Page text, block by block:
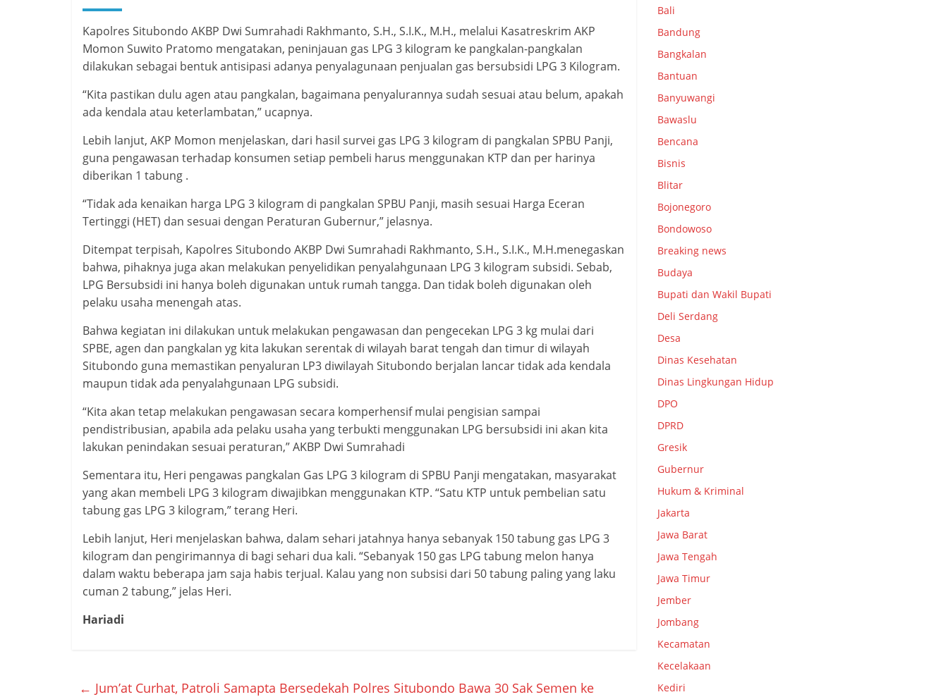
Kapolres Situbondo AKBP Dwi Sumrahadi Rakhmanto, S.H., S.I.K., M.H., melalui Kasatreskrim AKP
Momon Suwito Pratomo mengatakan, peninjauan gas LPG 3 kilogram ke pangkalan-pangkalan
dilakukan sebagai bentuk antisipasi adanya penyalagunaan penjualan gas bersubsidi LPG 3 Kilogram.
“Kita pastikan dulu agen atau pangkalan, bagaimana penyalurannya sudah sesuai atau belum, apakah
ada kendala atau keterlambatan,” ucapnya.
Lebih lanjut, AKP Momon menjelaskan, dari hasil survei gas LPG 3 kilogram di pangkalan SPBU Panji,
guna pengawasan terhadap konsumen setiap pembeli harus menggunakan KTP dan per harinya
diberikan 1 tabung .
“Tidak ada kenaikan harga LPG 3 kilogram di pangkalan SPBU Panji, masih sesuai Harga Eceran
Tertinggi (HET) dan sesuai dengan Peraturan Gubernur,” jelasnya.
Ditempat terpisah, Kapolres Situbondo AKBP Dwi Sumrahadi Rakhmanto, S.H., S.I.K., M.H.menegaskan
bahwa, pihaknya juga akan melakukan penyelidikan penyalahgunaan LPG 3 kilogram subsidi. Sebab,
LPG Bersubsidi ini hanya boleh digunakan untuk rumah tangga. Dan tidak boleh digunakan oleh
pelaku usaha menengah atas.
Bahwa kegiatan ini dilakukan untuk melakukan pengawasan dan pengecekan LPG 3 kg mulai dari
SPBE, agen dan pangkalan yg kita lakukan serentak di wilayah barat tengah dan timur di wilayah
Situbondo guna memastikan penyaluran LP3 diwilayah Situbondo berjalan lancar tidak ada kendala
maupun tidak ada penyalahgunaan LPG subsidi.
“Kita akan tetap melakukan pengawasan secara komperhensif mulai pengisian sampai
pendistribusian, apabila ada pelaku usaha yang terbukti menggunakan LPG bersubsidi ini akan kita
lakukan penindakan sesuai peraturan,” AKBP Dwi Sumrahadi
Sementara itu, Heri pengawas pangkalan Gas LPG 3 kilogram di SPBU Panji mengatakan, masyarakat
yang akan membeli LPG 3 kilogram diwajibkan menggunakan KTP. “Satu KTP untuk pembelian satu
tabung gas LPG 3 kilogram,” terang Heri.
Lebih lanjut, Heri menjelaskan bahwa, dalam sehari jatahnya hanya sebanyak 150 tabung gas LPG 3
kilogram dan pengirimannya di bagi sehari dua kali. “Sebanyak 150 gas LPG tabung melon hanya
dalam waktu beberapa jam saja habis terjual. Kalau yang non subsisi dari 50 tabung paling yang laku
cuman 2 tabung,” jelas Heri.
Hariadi
← Jum’at Curhat, Patroli Samapta Bersedekah Polres Situbondo Bawa 30 Sak Semen ke
Bali
Bandung
Bangkalan
Bantuan
Banyuwangi
Bawaslu
Bencana
Bisnis
Blitar
Bojonegoro
Bondowoso
Breaking news
Budaya
Bupati dan Wakil Bupati
Deli Serdang
Desa
Dinas Kesehatan
Dinas Lingkungan Hidup
DPO
DPRD
Gresik
Gubernur
Hukum & Kriminal
Jakarta
Jawa Barat
Jawa Tengah
Jawa Timur
Jember
Jombang
Kecamatan
Kecelakaan
Kediri